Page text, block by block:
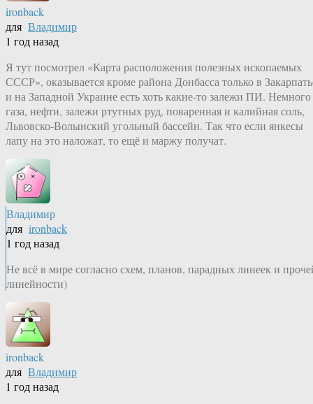
ironback
для Владимир
1 год назад
Я тут посмотрел «Карта расположения полезных ископаемых
СССР», оказывается кроме района Донбасса только в
и на Западной Украине есть хоть какие-то залежи ПИ. Немного
газа, нефти, залежи ртутных руд, поваренная и калийная соль,
Львовско-Волынский угольный бассейн. Так что если янкесы
лапу на это наложат, то ещё и маржу получат.
Владимир
для ironback
1 год назад
Не всё в мире согласно схем, планов, парадных линеек и
линейности)
ironback
для Владимир
1 год назад